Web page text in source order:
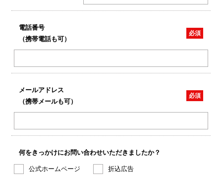
電話番号
（携帯電話も可）
メールアドレス
（携帯メールも可）
何をきっかけにお問い合わせいただきましたか？
公式ホームページ 折込広告